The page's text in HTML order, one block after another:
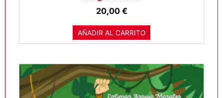
20,00 €
AÑADIR AL CARRITO